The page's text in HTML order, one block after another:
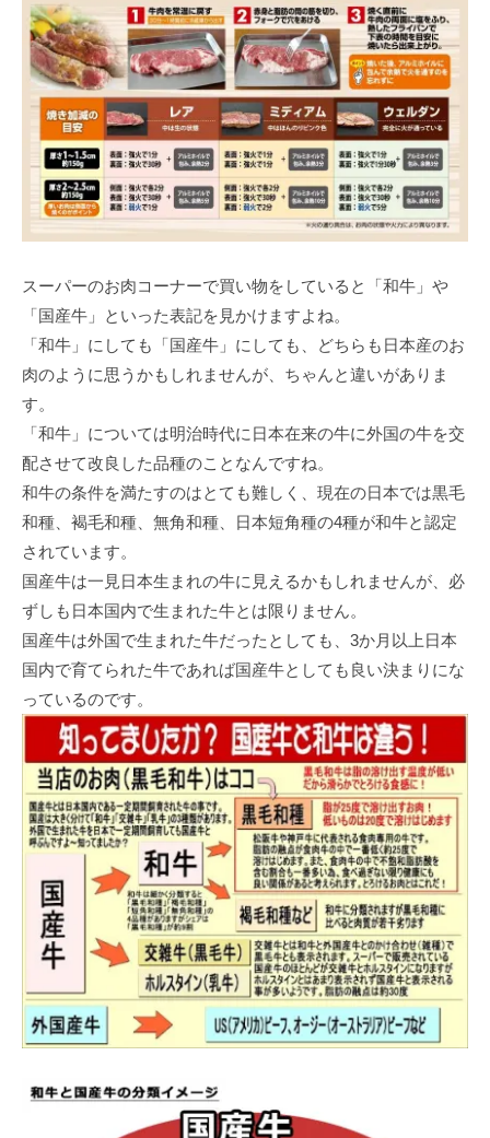
スーパーのお肉コーナーで買い物をしていると「和牛」や
「国産牛」といった表記を見かけますよね。
「和牛」にしても「国産牛」にしても、どちらも日本産のお
肉のように思うかもしれませんが、ちゃんと違いがありま
す。
「和牛」については明治時代に日本在来の牛に外国の牛を交
配させて改良した品種のことなんですね。
和牛の条件を満たすのはとても難しく、現在の日本では黒毛
和種、褐毛和種、無角和種、日本短角種の4種が和牛と認定
されています。
国産牛は一見日本生まれの牛に見えるかもしれませんが、必
ずしも日本国内で生まれた牛とは限りません。
国産牛は外国で生まれた牛だったとしても、3か月以上日本
国内で育てられた牛であれば国産牛としても良い決まりにな
っているのです。